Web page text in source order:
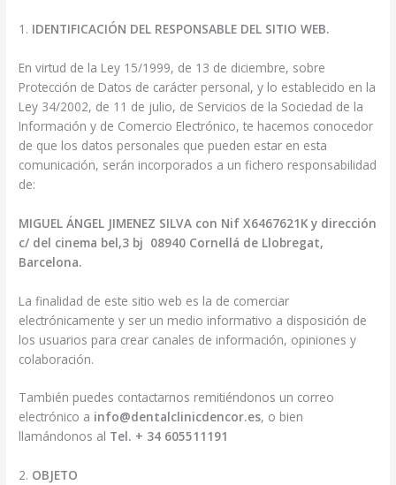
1. IDENTIFICACIÓN DEL RESPONSABLE DEL SITIO WEB.
En virtud de la Ley 15/1999, de 13 de diciembre, sobre
Protección de Datos de carácter personal, y lo establecido en la
Ley 34/2002, de 11 de julio, de Servicios de la Sociedad de la
Información y de Comercio Electrónico, te hacemos conocedor
de que los datos personales que pueden estar en esta
comunicación, serán incorporados a un fichero responsabilidad
de:
MIGUEL ÁNGEL JIMENEZ SILVA con Nif X6467621K y dirección
c/ del cinema bel,3 bj 08940 Cornellá de Llobregat,
Barcelona.
La finalidad de este sitio web es la de comerciar
electrónicamente y ser un medio informativo a disposición de
los usuarios para crear canales de información, opiniones y
colaboración.
También puedes contactarnos remitiéndonos un correo
electrónico a info@dentalclinicdencor.es, o bien
llamándonos al Tel. + 34 605511191
2. OBJETO